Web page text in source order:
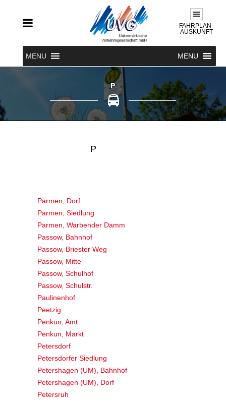
FAHRPLAN-
AUSKUNFT
MENU MENU
P
P
Parmen, Dorf
Parmen, Siedlung
Parmen, Warbender Damm
Passow, Bahnhof
Passow, Briester Weg
Passow, Mitte
Passow, Schulhof
Passow, Schulstr.
Paulinenhof
Peetzig
Penkun, Amt
Penkun, Markt
Petersdorf
Petersdorfer Siedlung
Petershagen (UM), Bahnhof
Petershagen (UM), Dorf
Petersruh